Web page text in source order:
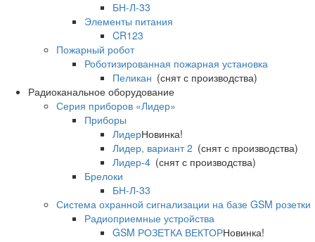
БН-Л-33
Элементы питания
CR123
Пожарный робот
Роботизированная пожарная установка
Пеликан (снят с производства)
Радиоканальное оборудование
Серия приборов «Лидер»
Приборы
ЛидерНовинка!
Лидер, вариант 2 (снят с производства)
Лидер-4 (снят с производства)
Брелоки
БН-Л-33
Система охранной сигнализации на базе GSM розетки
Радиоприемные устройства
GSM РОЗЕТКА ВЕКТОРНовинка!